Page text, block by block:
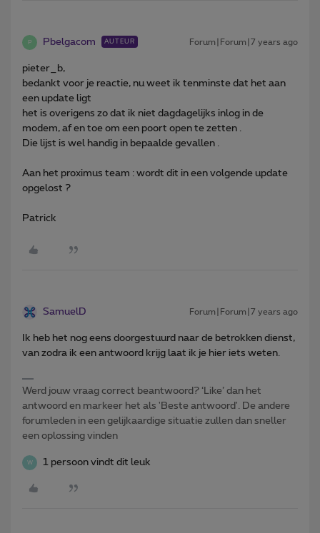
P Pbelgacom AUTEUR Forum|Forum|7 years ago
pieter_b,
bedankt voor je reactie, nu weet ik tenminste dat het aan
een update ligt
het is overigens zo dat ik niet dagdagelijks inlog in de
modem, af en toe om een poort open te zetten .
Die lijst is wel handig in bepaalde gevallen .
Aan het proximus team : wordt dit in een volgende update
opgelost ?
Patrick
SamuelD Forum|Forum|7 years ago
Ik heb het nog eens doorgestuurd naar de betrokken dienst,
van zodra ik een antwoord krijg laat ik je hier iets weten.
Werd jouw vraag correct beantwoord? ‘Like’ dan het
antwoord en markeer het als 'Beste antwoord'. De andere
forumleden in een gelijkaardige situatie zullen dan sneller
een oplossing vinden
W 1 persoon vindt dit leuk